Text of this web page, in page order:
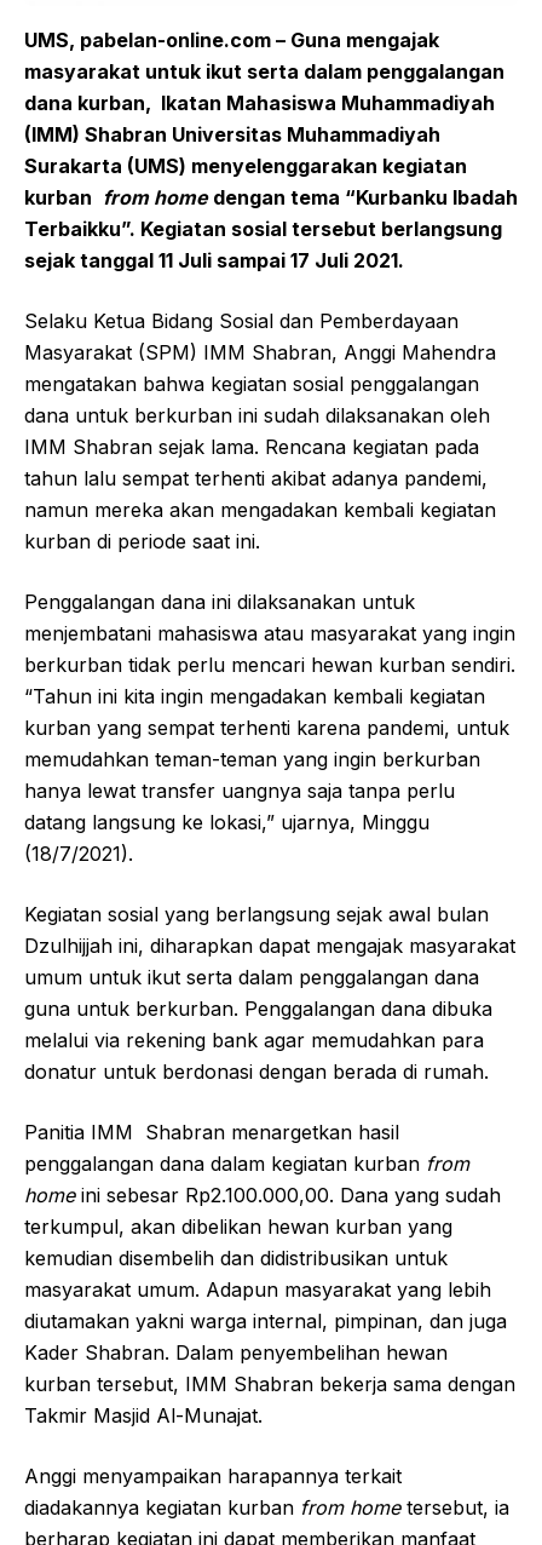
UMS, pabelan-online.com – Guna mengajak
masyarakat untuk ikut serta dalam penggalangan
dana kurban, Ikatan Mahasiswa Muhammadiyah
(IMM) Shabran Universitas Muhammadiyah
Surakarta (UMS) menyelenggarakan kegiatan
kurban from homedengan tema “Kurbanku Ibadah
Terbaikku”. Kegiatan sosial tersebut berlangsung
sejak tanggal 11 Juli sampai 17 Juli 2021.
Selaku Ketua Bidang Sosial dan Pemberdayaan
Masyarakat (SPM) IMM Shabran, Anggi Mahendra
mengatakan bahwa kegiatan sosial penggalangan
dana untuk berkurban ini sudah dilaksanakan oleh
IMM Shabran sejak lama. Rencana kegiatan pada
tahun lalu sempat terhenti akibat adanya pandemi,
namun mereka akan mengadakan kembali kegiatan
kurban di periode saat ini.
Penggalangan dana ini dilaksanakan untuk
menjembatani mahasiswa atau masyarakat yang ingin
berkurban tidak perlu mencari hewan kurban sendiri.
“Tahun ini kita ingin mengadakan kembali kegiatan
kurban yang sempat terhenti karena pandemi, untuk
memudahkan teman-teman yang ingin berkurban
hanya lewat transfer uangnya saja tanpa perlu
datang langsung ke lokasi,” ujarnya, Minggu
(18/7/2021).
Kegiatan sosial yang berlangsung sejak awal bulan
Dzulhijjah ini, diharapkan dapat mengajak masyarakat
umum untuk ikut serta dalam penggalangan dana
guna untuk berkurban. Penggalangan dana dibuka
melalui via rekening bank agar memudahkan para
donatur untuk berdonasi dengan berada di rumah.
Panitia IMM Shabran menargetkan hasil
penggalangan dana dalam kegiatan kurban from
homeini sebesar Rp2.100.000,00. Dana yang sudah
terkumpul, akan dibelikan hewan kurban yang
kemudian disembelih dan didistribusikan untuk
masyarakat umum. Adapun masyarakat yang lebih
diutamakan yakni warga internal, pimpinan, dan juga
Kader Shabran. Dalam penyembelihan hewan
kurban tersebut, IMM Shabran bekerja sama dengan
Takmir Masjid Al-Munajat.
Anggi menyampaikan harapannya terkait
diadakannya kegiatan kurban from hometersebut, ia
berharap kegiatan ini dapat memberikan manfaat